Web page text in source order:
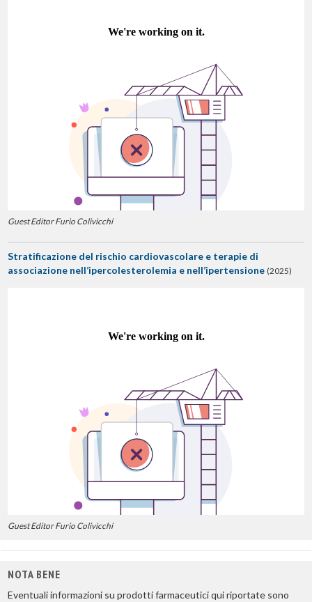
Guest Editor Furio Colivicchi
Stratificazione del rischio cardiovascolare e terapie di
associazione nell’ipercolesterolemia e nell’ipertensione (2025)
Guest Editor Furio Colivicchi
NOTA BENE
Eventuali informazioni su prodotti farmaceutici qui riportate sono